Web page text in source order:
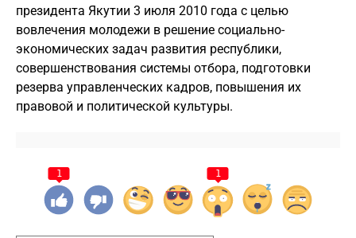
президента Якутии 3 июля 2010 года с целью
вовлечения молодежи в решение социально-
экономических задач развития республики,
совершенствования системы отбора, подготовки
резерва управленческих кадров, повышения их
правовой и политической культуры.
1 1